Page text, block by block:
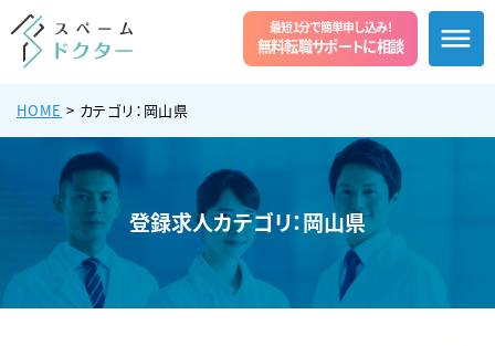
最短1分で簡単申し込み!
無料転職サポートに相談
HOME > カテゴリ：岡山県
登録求人カテゴリ：岡山県